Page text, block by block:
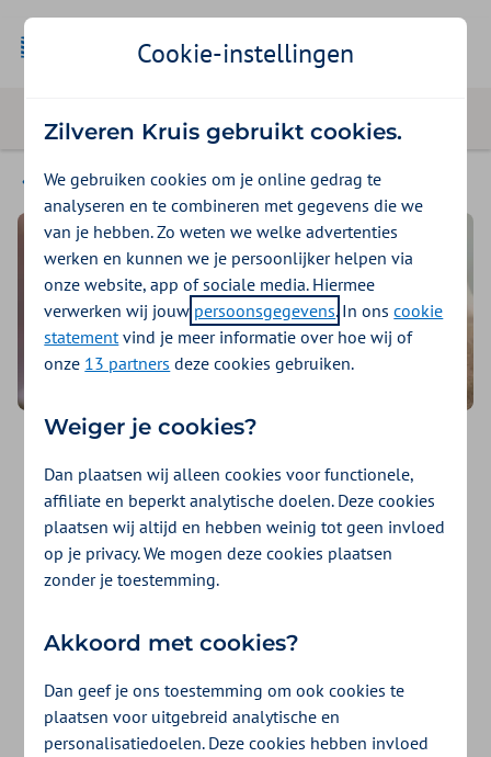
Uw zorgsoort
Informatie voor aanbieders van
ademondersteuning, auditieve
hulpmiddelen, hulpmiddelen aan het
lichaam, mobiliteit, therapiehulpmiddelen,
hulpmiddelen.
Cookie-instellingen
Zilveren Kruis gebruikt cookies.
We gebruiken cookies om je online gedrag te
analyseren en te combineren met gegevens die we
van je hebben. Zo weten we welke advertenties
werken en kunnen we je persoonlijker helpen via
onze website, app of sociale media. Hiermee
verwerken wij jouw persoonsgegevens. In onscookie
statementvind je meer informatie over hoe wij of
onze 13 partners deze cookies gebruiken.
Weiger je cookies?
Dan plaatsen wij alleen cookies voor functionele,
affiliate en beperkt analytische doelen. Deze cookies
plaatsen wij altijd en hebben weinig tot geen invloed
op je privacy. We mogen deze cookies plaatsen
zonder je toestemming.
Akkoord met cookies?
Dan geef je ons toestemming om ook cookies te
plaatsen voor uitgebreid analytische en
personalisatiedoelen. Deze cookies hebben invloed